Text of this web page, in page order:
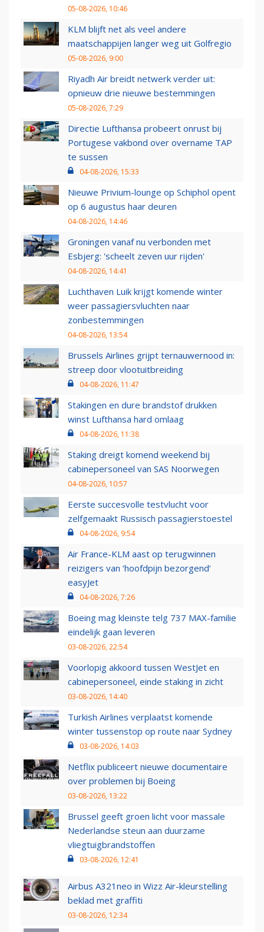
05-08-2026, 10:46
KLM blijft net als veel andere
maatschappijen langer weg uit Golfregio
05-08-2026, 9:00
Riyadh Air breidt netwerk verder uit:
opnieuw drie nieuwe bestemmingen
05-08-2026, 7:29
Directie Lufthansa probeert onrust bij
Portugese vakbond over overname TAP
te sussen
04-08-2026, 15:33
Nieuwe Privium-lounge op Schiphol opent
op 6 augustus haar deuren
04-08-2026, 14:46
Groningen vanaf nu verbonden met
Esbjerg: 'scheelt zeven uur rijden'
04-08-2026, 14:41
Luchthaven Luik krijgt komende winter
weer passagiersvluchten naar
zonbestemmingen
04-08-2026, 13:54
Brussels Airlines grijpt ternauwernood in:
streep door vlootuitbreiding
04-08-2026, 11:47
Stakingen en dure brandstof drukken
winst Lufthansa hard omlaag
04-08-2026, 11:38
Staking dreigt komend weekend bij
cabinepersoneel van SAS Noorwegen
04-08-2026, 10:57
Eerste succesvolle testvlucht voor
zelfgemaakt Russisch passagierstoestel
04-08-2026, 9:54
Air France-KLM aast op terugwinnen
reizigers van ‘hoofdpijn bezorgend’
easyJet
04-08-2026, 7:26
Boeing mag kleinste telg 737 MAX-familie
eindelijk gaan leveren
03-08-2026, 22:54
Voorlopig akkoord tussen WestJet en
cabinepersoneel, einde staking in zicht
03-08-2026, 14:40
Turkish Airlines verplaatst komende
winter tussenstop op route naar Sydney
03-08-2026, 14:03
Netflix publiceert nieuwe documentaire
over problemen bij Boeing
03-08-2026, 13:22
Brussel geeft groen licht voor massale
Nederlandse steun aan duurzame
vliegtuigbrandstoffen
03-08-2026, 12:41
Airbus A321neo in Wizz Air-kleurstelling
beklad met graffiti
03-08-2026, 12:34